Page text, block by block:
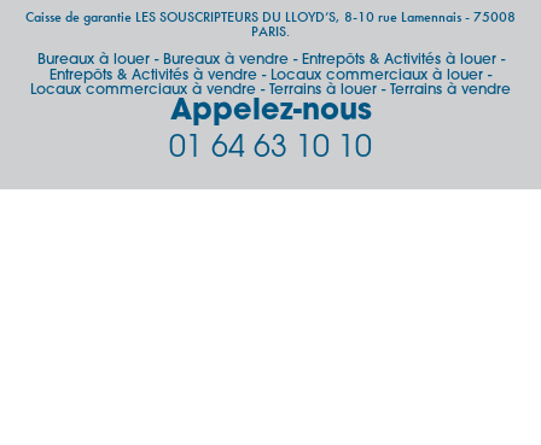
Caisse de garantie LES SOUSCRIPTEURS DU LLOYD’S, 8-10 rue Lamennais - 75008
PARIS.
Bureaux à louer- Bureaux à vendre- Entrepôts & Activités à louer-
Entrepôts & Activités à vendre - Locaux commerciaux à louer -
Locaux commerciaux à vendre - Terrains à louer - Terrains à vendre
Appelez-nous
01 64 63 10 10